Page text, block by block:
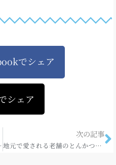
でシェア
シェア
次の記事
地元で愛される老舗のとんかつ定食